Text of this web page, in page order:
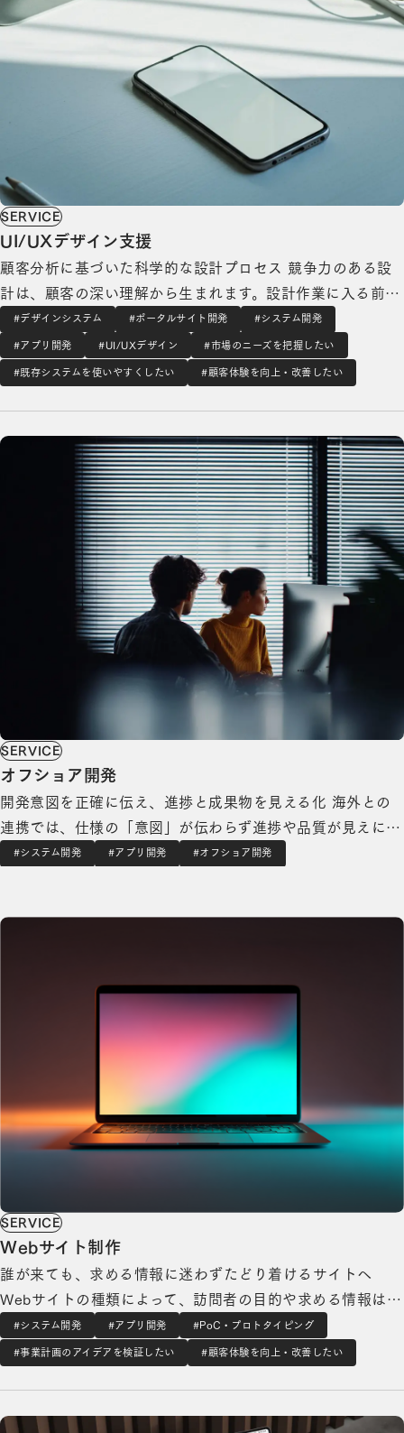
SERVICE
UI/UXデザイン支援
顧客分析に基づいた科学的な設計プロセス 競争力のある設
計は、顧客の深い理解から生まれます。設計作業に入る前
に、必ず顧客分析を実施します。顧客インタビュー、行動観
察、ユーザビリティテストなどを通じて、どのような状況で
サービスを使うのか、どこでつまずくのか、何を期待してい
#デザインシステム #ポータルサイト開発 #システム開発
#アプリ開発 #UI/UXデザイン #市場のニーズを把握したい
#既存システムを使いやすくしたい #顧客体験を向上・改善したい
SERVICE
オフショア開発
開発意図を正確に伝え、進捗と成果物を見える化 海外との
連携では、仕様の「意図」が伝わらず進捗や品質が見えにく
いと、判断が遅れ手戻りが増えます。国内開発と同等の透明
橋渡し役）と、経験豊富な日本側PM（プ…
#システム開発 #アプリ開発 #オフショア開発
SERVICE
Webサイト制作
誰が来ても、求める情報に迷わずたどり着けるサイトへ
Webサイトの種類によって、訪問者の目的や求める情報は大
きく異なります。コーポレートサイトでは求職者・取引先・
投資家が、サービスサイトでは見込み顧客が、IRサイトでは
#システム開発 #アプリ開発 #PoC・プロトタイピング
#事業計画のアイデアを検証したい #顧客体験を向上・改善したい